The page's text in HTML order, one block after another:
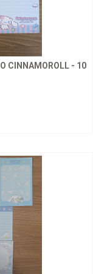
CINNAMOROLL - 10